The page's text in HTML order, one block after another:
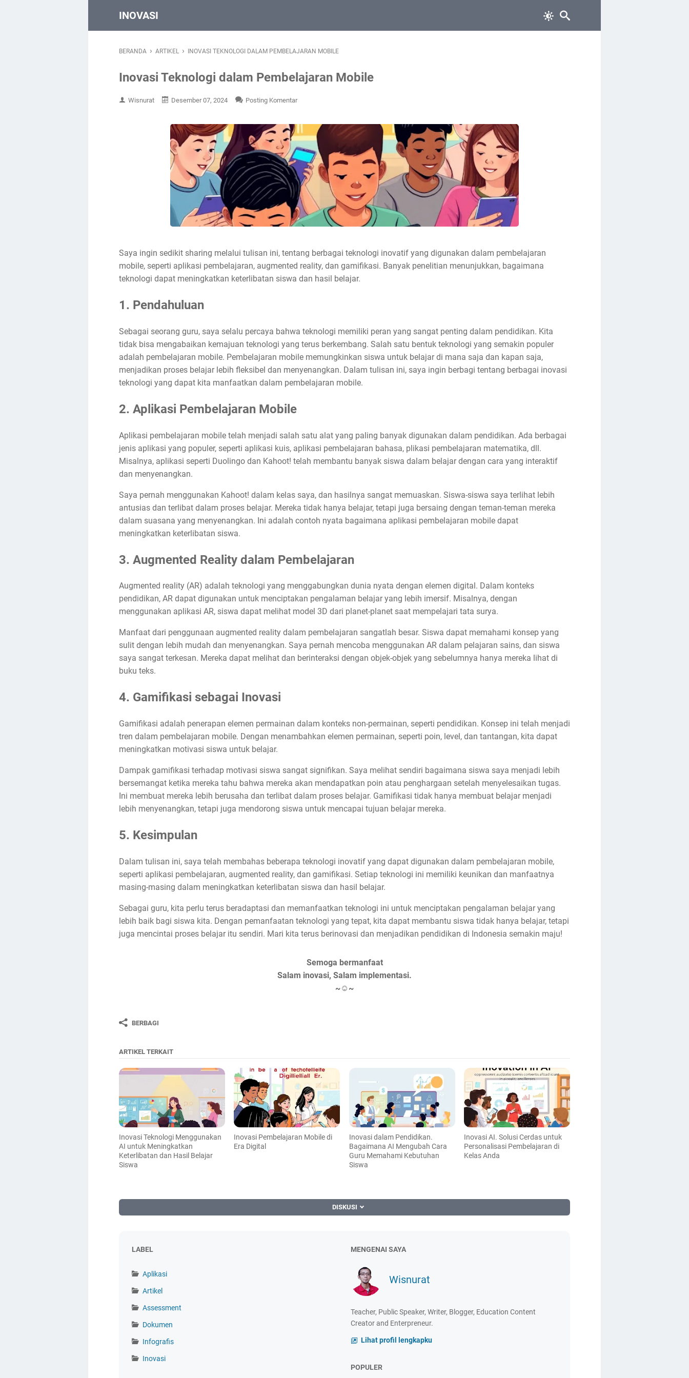
INOVASI
BERANDA › ARTIKEL › INOVASI TEKNOLOGI DALAM PEMBELAJARAN MOBILE
Inovasi Teknologi dalam Pembelajaran Mobile
Wisnurat Desember 07, 2024 Posting Komentar
Saya ingin sedikit sharing melalui tulisan ini, tentang berbagai teknologi inovatif yang digunakan dalam pembelajaran
mobile, seperti aplikasi pembelajaran, augmented reality, dan gamifikasi. Banyak penelitian menunjukkan, bagaimana
teknologi dapat meningkatkan keterlibatan siswa dan hasil belajar.
1. Pendahuluan
Sebagai seorang guru, saya selalu percaya bahwa teknologi memiliki peran yang sangat penting dalam pendidikan. Kita
tidak bisa mengabaikan kemajuan teknologi yang terus berkembang. Salah satu bentuk teknologi yang semakin populer
adalah pembelajaran mobile. Pembelajaran mobile memungkinkan siswa untuk belajar di mana saja dan kapan saja,
menjadikan proses belajar lebih fleksibel dan menyenangkan. Dalam tulisan ini, saya ingin berbagi tentang berbagai inovasi
teknologi yang dapat kita manfaatkan dalam pembelajaran mobile.
2. Aplikasi Pembelajaran Mobile
Aplikasi pembelajaran mobile telah menjadi salah satu alat yang paling banyak digunakan dalam pendidikan. Ada berbagai
jenis aplikasi yang populer, seperti aplikasi kuis, aplikasi pembelajaran bahasa, plikasi pembelajaran matematika, dll.
Misalnya, aplikasi seperti Duolingo dan Kahoot! telah membantu banyak siswa dalam belajar dengan cara yang interaktif
dan menyenangkan.
Saya pernah menggunakan Kahoot! dalam kelas saya, dan hasilnya sangat memuaskan. Siswa-siswa saya terlihat lebih
antusias dan terlibat dalam proses belajar. Mereka tidak hanya belajar, tetapi juga bersaing dengan teman-teman mereka
dalam suasana yang menyenangkan. Ini adalah contoh nyata bagaimana aplikasi pembelajaran mobile dapat
meningkatkan keterlibatan siswa.
3. Augmented Reality dalam Pembelajaran
Augmented reality (AR) adalah teknologi yang menggabungkan dunia nyata dengan elemen digital. Dalam konteks
pendidikan, AR dapat digunakan untuk menciptakan pengalaman belajar yang lebih imersif. Misalnya, dengan
menggunakan aplikasi AR, siswa dapat melihat model 3D dari planet-planet saat mempelajari tata surya.
Manfaat dari penggunaan augmented reality dalam pembelajaran sangatlah besar. Siswa dapat memahami konsep yang
sulit dengan lebih mudah dan menyenangkan. Saya pernah mencoba menggunakan AR dalam pelajaran sains, dan siswa
saya sangat terkesan. Mereka dapat melihat dan berinteraksi dengan objek-objek yang sebelumnya hanya mereka lihat di
buku teks.
4. Gamifikasi sebagai Inovasi
Gamifikasi adalah penerapan elemen permainan dalam konteks non-permainan, seperti pendidikan. Konsep ini telah menjadi
tren dalam pembelajaran mobile. Dengan menambahkan elemen permainan, seperti poin, level, dan tantangan, kita dapat
meningkatkan motivasi siswa untuk belajar.
Dampak gamifikasi terhadap motivasi siswa sangat signifikan. Saya melihat sendiri bagaimana siswa saya menjadi lebih
bersemangat ketika mereka tahu bahwa mereka akan mendapatkan poin atau penghargaan setelah menyelesaikan tugas.
Ini membuat mereka lebih berusaha dan terlibat dalam proses belajar. Gamifikasi tidak hanya membuat belajar menjadi
lebih menyenangkan, tetapi juga mendorong siswa untuk mencapai tujuan belajar mereka.
5. Kesimpulan
Dalam tulisan ini, saya telah membahas beberapa teknologi inovatif yang dapat digunakan dalam pembelajaran mobile,
seperti aplikasi pembelajaran, augmented reality, dan gamifikasi. Setiap teknologi ini memiliki keunikan dan manfaatnya
masing-masing dalam meningkatkan keterlibatan siswa dan hasil belajar.
Sebagai guru, kita perlu terus beradaptasi dan memanfaatkan teknologi ini untuk menciptakan pengalaman belajar yang
lebih baik bagi siswa kita. Dengan pemanfaatan teknologi yang tepat, kita dapat membantu siswa tidak hanya belajar, tetapi
juga mencintai proses belajar itu sendiri. Mari kita terus berinovasi dan menjadikan pendidikan di Indonesia semakin maju!
Semoga bermanfaat
Salam inovasi, Salam implementasi.
~☺~
BERBAGI
ARTIKEL TERKAIT
Inovasi Teknologi Menggunakan
AI untuk Meningkatkan
Keterlibatan dan Hasil Belajar
Siswa
Inovasi Pembelajaran Mobile di
Era Digital
Inovasi dalam Pendidikan.
Bagaimana AI Mengubah Cara
Guru Memahami Kebutuhan
Siswa
Inovasi AI. Solusi Cerdas untuk
Personalisasi Pembelajaran di
Kelas Anda
DISKUSI
LABEL
Aplikasi
Artikel
Assessment
Dokumen
Infografis
Inovasi
MENGENAI SAYA
Wisnurat
Teacher, Public Speaker, Writer, Blogger, Education Content
Creator and Enterpreneur.
Lihat profil lengkapku
POPULER